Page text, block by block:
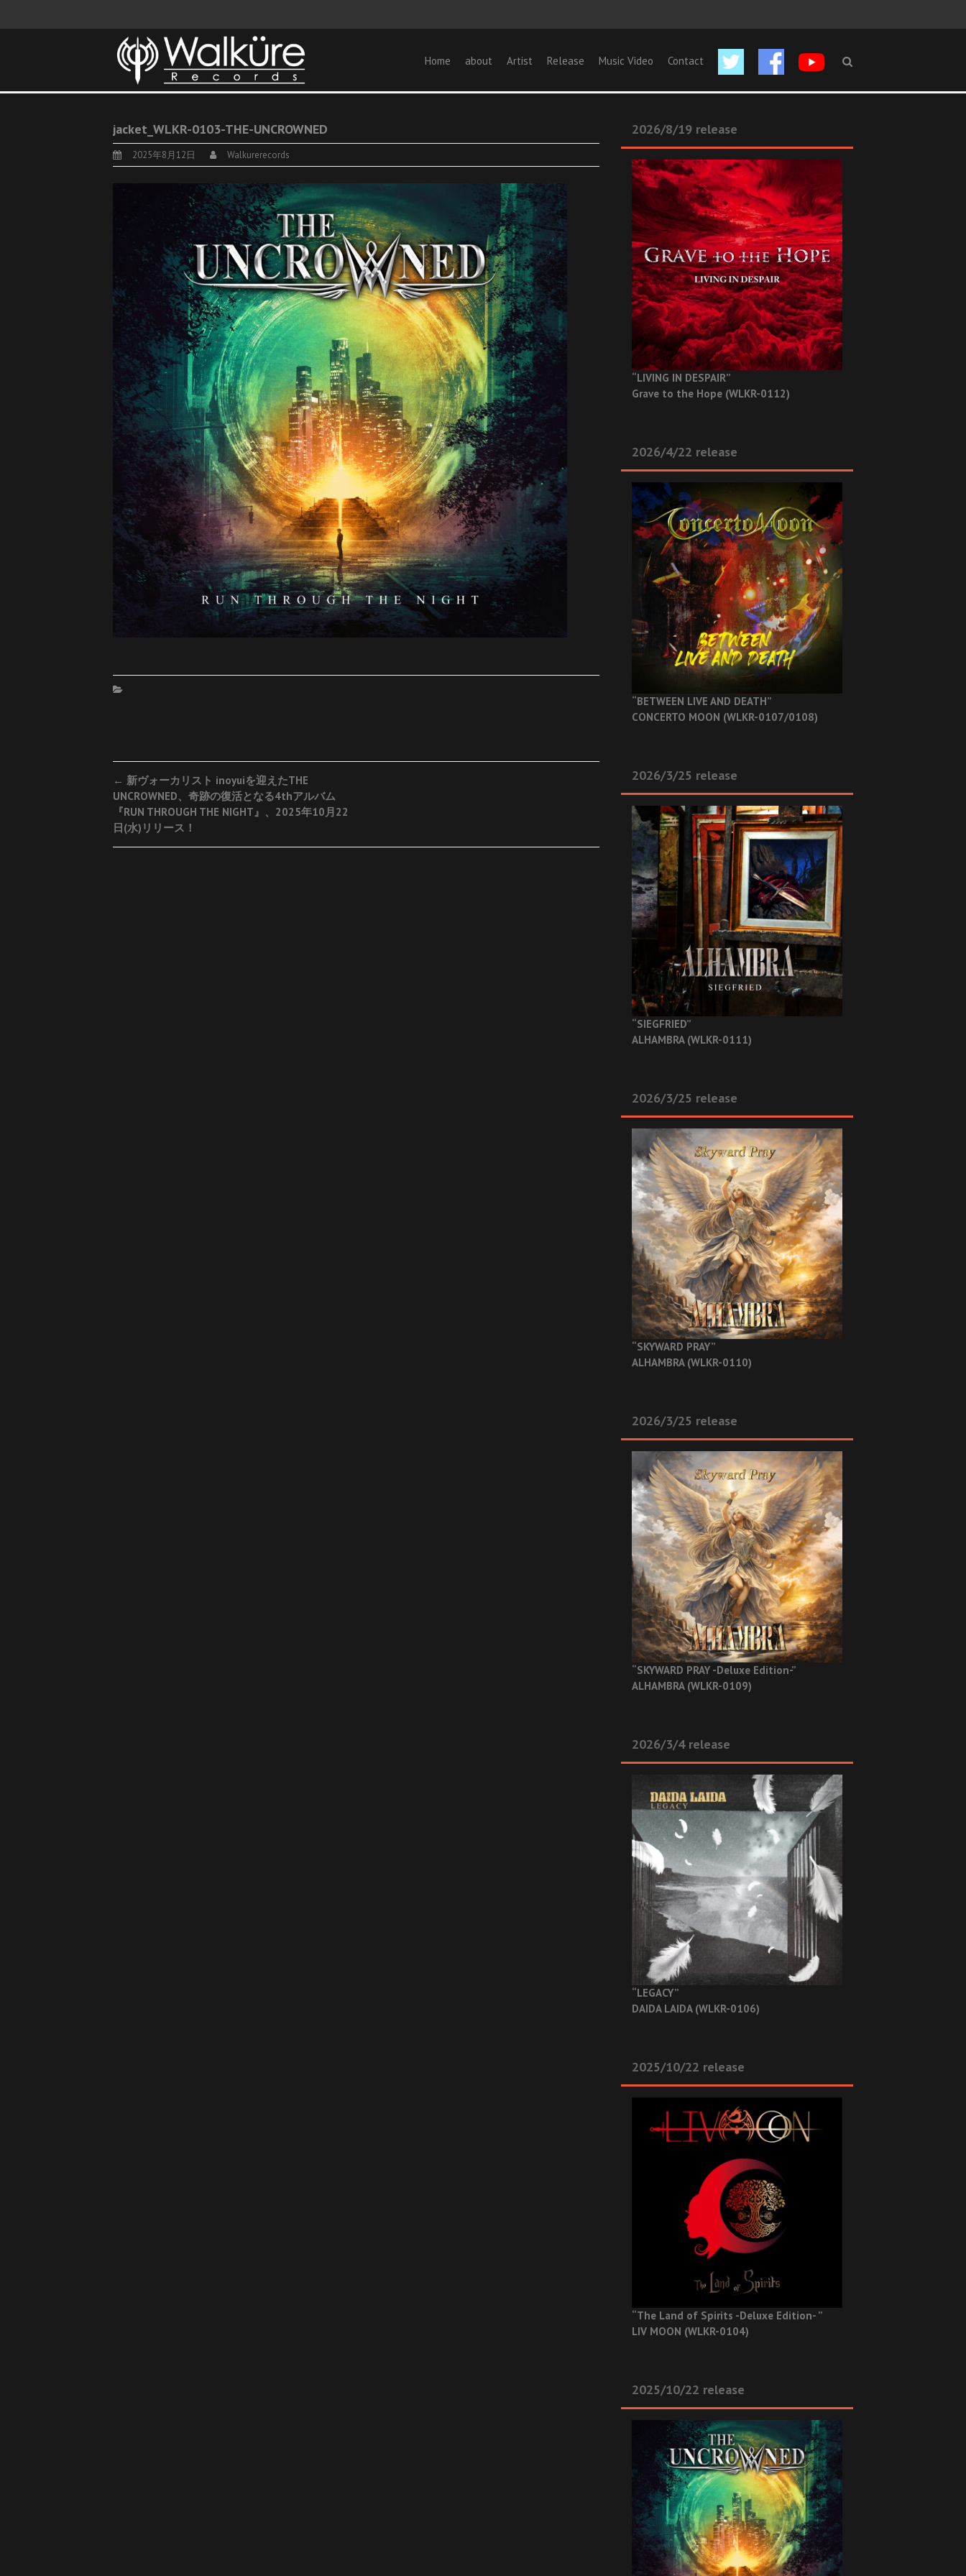
Home about Artist Release Music Video Contact
jacket_WLKR-0103-THE-UNCROWNED
2025年8月12日 Walkurerecords
Post
navigation
← 新ヴォーカリスト inoyuiを迎えたTHE
UNCROWNED、奇跡の復活となる4thアルバム
『RUN THROUGH THE NIGHT』、2025年10月22
日(水)リリース！
2026/8/19 release
“LIVING IN DESPAIR”
Grave to the Hope (WLKR-0112)
2026/4/22 release
“BETWEEN LIVE AND DEATH”
CONCERTO MOON (WLKR-0107/0108)
2026/3/25 release
“SIEGFRIED”
ALHAMBRA (WLKR-0111)
2026/3/25 release
“SKYWARD PRAY”
ALHAMBRA (WLKR-0110)
2026/3/25 release
“SKYWARD PRAY -Deluxe Edition-”
ALHAMBRA (WLKR-0109)
2026/3/4 release
“LEGACY”
DAIDA LAIDA (WLKR-0106)
2025/10/22 release
“The Land of Spirits -Deluxe Edition- ”
LIV MOON (WLKR-0104)
2025/10/22 release